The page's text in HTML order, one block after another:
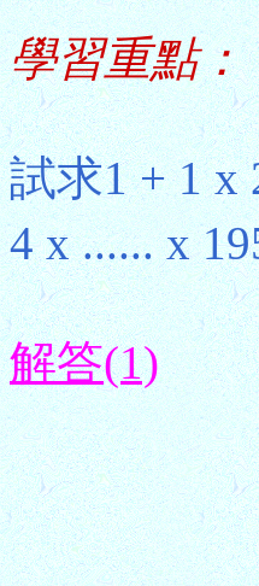
學習重點
試求1 + 1 x
4 x ...... x
解答(1)